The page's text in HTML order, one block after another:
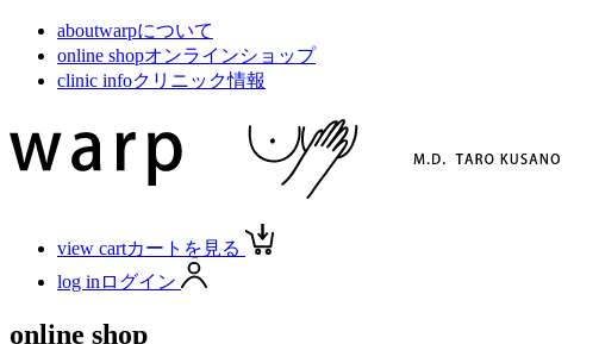
aboutwarpについて
online shopオンラインショップ
clinic infoクリニック情報
view cartカートを見る
log in ログイン
online shop